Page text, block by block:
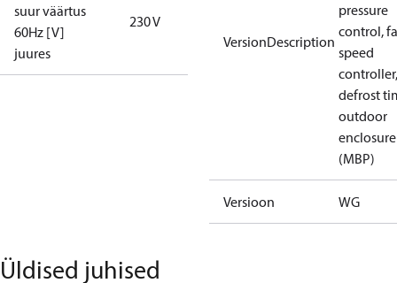
suur väärtus
60Hz [V]
juures
230 V
VersionDescription
pressure
control,
speed
controller,
defrost
outdoor
enclosure
(MBP)
Versioon WG
Üldised juhised